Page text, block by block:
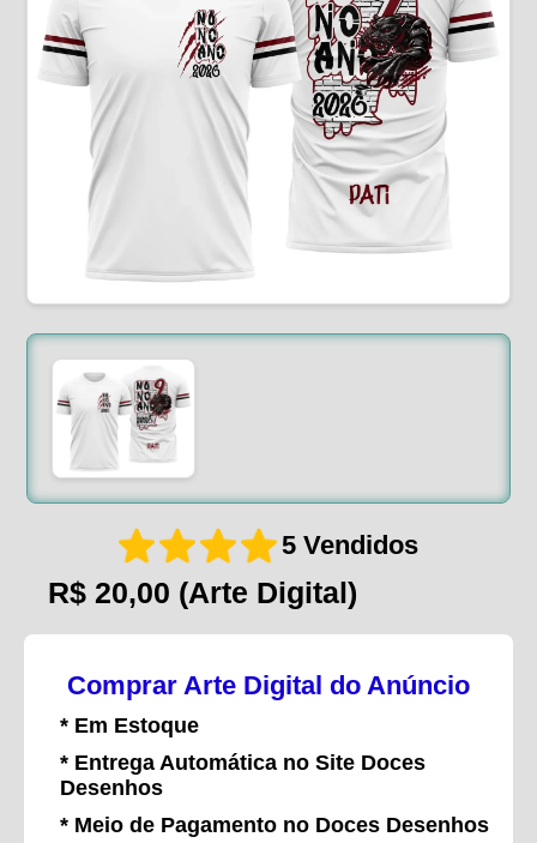
5 Vendidos
R$ 20,00 (Arte Digital)
Comprar Arte Digital do Anúncio
* Em Estoque
* Entrega Automática no Site Doces
Desenhos
* Meio de Pagamento no Doces Desenhos